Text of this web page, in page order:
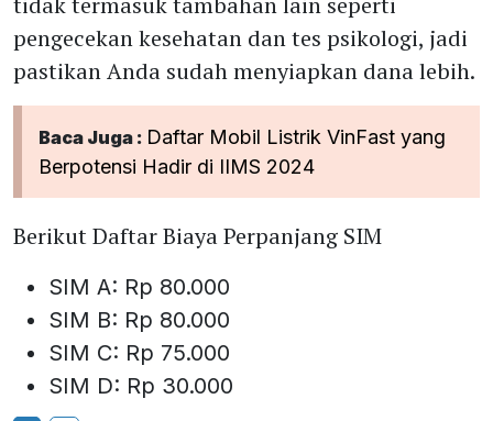
pengecekan kesehatan dan tes psikologi, jadi
pastikan Anda sudah menyiapkan dana lebih.
Baca Juga : Daftar Mobil Listrik VinFast yang
Berpotensi Hadir di IIMS 2024
Berikut Daftar Biaya Perpanjang SIM
SIM A: Rp 80.000
SIM B: Rp 80.000
SIM C: Rp 75.000
SIM D: Rp 30.000